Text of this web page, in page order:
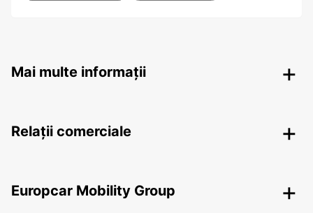
Mai multe informații
Relații comerciale
Europcar Mobility Group